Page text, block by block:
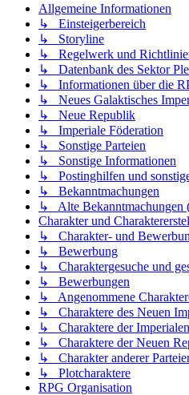
Allgemeine Informationen
↳ Einsteigerbereich
↳ Storyline
↳ Regelwerk und
↳ Datenbank des Sektor
↳ Informationen über die
↳ Neues Galaktisches
↳ Neue Republik
↳ Imperiale Föderation
↳ Sonstige Parteien
↳ Sonstige Informationen
↳ Postinghilfen und
↳ Bekanntmachungen
↳ Alte Bekanntmachungen
Charakter und
↳ Charakter- und
↳ Bewerbung
↳ Charaktergesuche und
↳ Bewerbungen
↳ Angenommene
↳ Charaktere des Neuen
↳ Charaktere der
↳ Charaktere der Neuen
↳ Charakter anderer
↳ Plotcharaktere
RPG Organisation